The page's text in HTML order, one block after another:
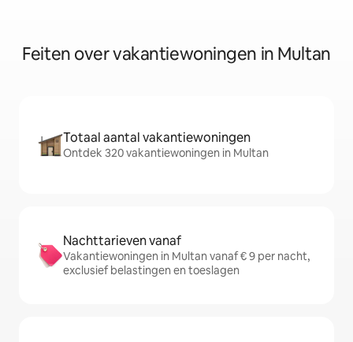
Feiten over vakantiewoningen in Multan
Totaal aantal vakantiewoningen
Ontdek 320 vakantiewoningen in Multan
Nachttarieven vanaf
Vakantiewoningen in Multan vanaf € 9 per nacht,
exclusief belastingen en toeslagen